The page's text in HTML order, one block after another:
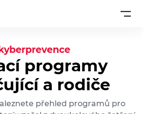
programy
a rodiče
přehled programů pro